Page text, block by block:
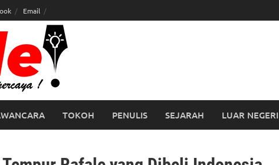
Email
TOKOH PENULIS SEJARAH LUAR NEGERI